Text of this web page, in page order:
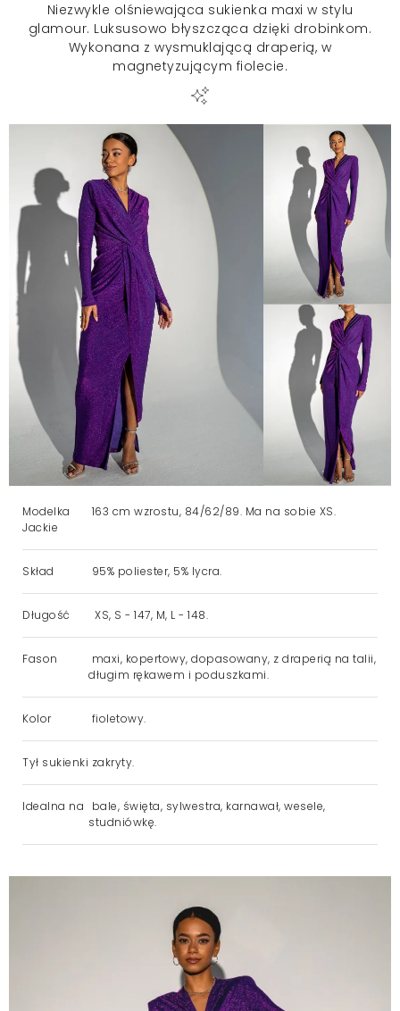
Niezwykle olśniewająca sukienka maxi w stylu
glamour. Luksusowo błyszcząca dzięki drobinkom.
Wykonana z wysmuklającą draperią, w
magnetyzującym fiolecie.
Modelka
Jackie
163 cm wzrostu, 84/62/89. Ma na sobie XS.
Skład 95% poliester, 5% lycra.
Długość XS, S - 147, M, L - 148.
Fason
maxi, kopertowy, dopasowany, z draperią na talii,
długim rękawem i poduszkami.
Kolor fioletowy.
Tył sukienki zakryty.
Idealna na
bale, święta, sylwestra, karnawał, wesele,
studniówkę.